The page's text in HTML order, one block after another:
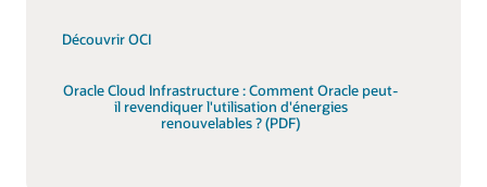
Découvrir OCI
Oracle Cloud Infrastructure : Comment Oracle peut-
il revendiquer l'utilisation d'énergies
renouvelables ? (PDF)